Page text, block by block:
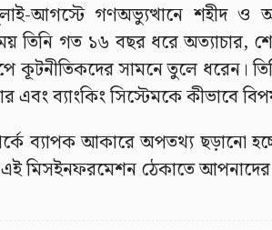
আগস্টে গণঅভ্যুত্থানে শহীদ ও
তিনি গত ১৬ বছর ধরে অত্যাচার,
কূটনীতিকদের সামনে তুলে ধরেন।
এবং ব্যাংকিং সিস্টেমকে কীভাবে
ব্যাপক আকারে অপতথ্য ছড়ানো
মিসইনফরমেশন ঠেকাতে আপনাদের